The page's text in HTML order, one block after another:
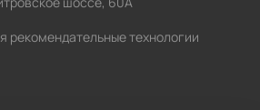
рекомендательные технологии